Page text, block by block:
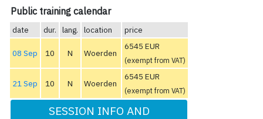
Public training calendar
date dur. lang. location price
08 Sep 10 N Woerden
6545 EUR
(exempt from VAT)
21 Sep 10 N Woerden
6545 EUR
(exempt from VAT)
SESSION INFO AND